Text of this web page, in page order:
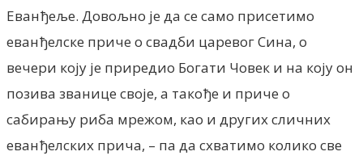
Еванђеље. Довољно je да се само присетимо
еванђелске приче о свадби царевог Сина, о
вечери коју је приредио Богати Човек и на коју он
позива званице своје, a такође и приче о
сабирању риба мрежом, као и других сличних
еванђелских прича, – па да схватимо колико све